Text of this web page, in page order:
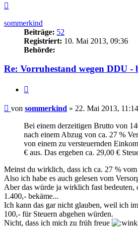
sommerkind
Beiträge: 52
Registriert: 10. Mai 2013, 09:36
Behörde:
Re: Vorruhestand wegen DDU
Beitrag
von sommerkind » 22. Mai 2013, 11:14
Bei einem derzeitigen Brutto von
nach einem Abzug von ca. 27 %
von einem zu versteuernden
€ aus. Das ergeben ca. 29,00 €
Meinst du wirklich, dass ich ca. 27 %
Also ich habe es auch gelesen vom
Aber das würde ja wirklich fast bedeuten,
1.400,- bekäme...
Ich kann das gar nicht glauben, weil ich
100,- für Steuern abgehen würden.
Nicht, dass ich mich zu früh freue